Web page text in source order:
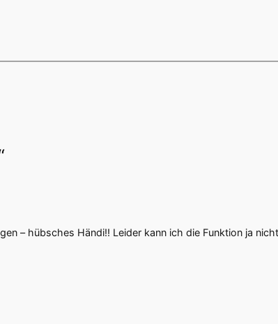
– hübsches Händi!! Leider kann ich die Funktion ja